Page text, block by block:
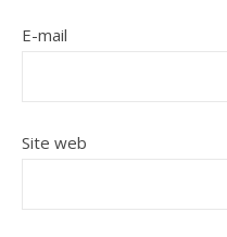
E-mail
Site web